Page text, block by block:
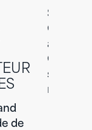
de
Samedi
Genève
suisses